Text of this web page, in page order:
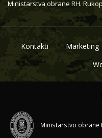
Ministarstva obrane RH.
Kontakti Marketing
Ministarstvo obrane